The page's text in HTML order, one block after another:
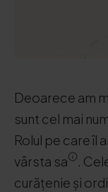
Deoarece am
sunt cel mai
Rolul pe care îl
vârsta sa
.
curățenie și